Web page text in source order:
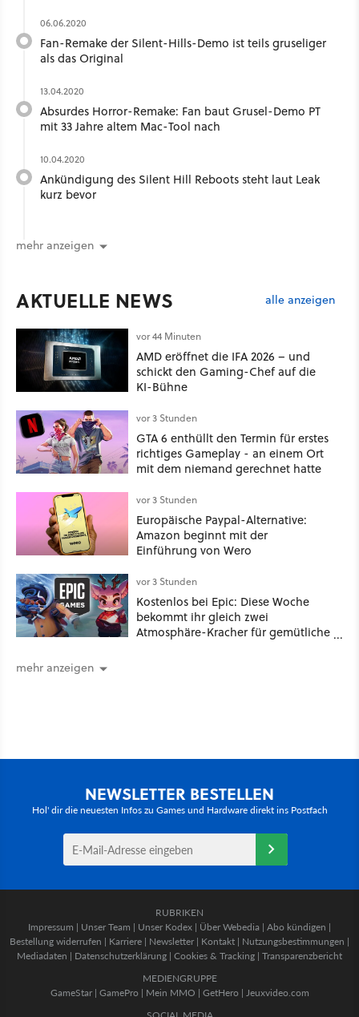
06.06.2020
Fan-Remake der Silent-Hills-Demo ist teils gruseliger
als das Original
13.04.2020
Absurdes Horror-Remake: Fan baut Grusel-Demo PT
mit 33 Jahre altem Mac-Tool nach
10.04.2020
Ankündigung des Silent Hill Reboots steht laut Leak
kurz bevor
mehr anzeigen
AKTUELLE NEWS alle anzeigen
vor 44 Minuten
AMD eröffnet die IFA 2026 – und
schickt den Gaming-Chef auf die
KI-Bühne
vor 3 Stunden
GTA 6 enthüllt den Termin für erstes
richtiges Gameplay - an einem Ort
mit dem niemand gerechnet hatte
vor 3 Stunden
Europäische Paypal-Alternative:
Amazon beginnt mit der
Einführung von Wero
vor 3 Stunden
Kostenlos bei Epic: Diese Woche
bekommt ihr gleich zwei
Atmosphäre-Kracher für gemütliche
mehr anzeigen
NEWSLETTER BESTELLEN
Hol' dir die neuesten Infos zu Games und Hardware direkt ins Postfach
RUBRIKEN
Impressum | Unser Team | Unser Kodex | Über Webedia | Abo kündigen |
Bestellung widerrufen | Karriere | Newsletter | Kontakt | Nutzungsbestimmungen |
Mediadaten | Datenschutzerklärung | Cookies & Tracking | Transparenzbericht
MEDIENGRUPPE
GameStar| GamePro | Mein MMO | GetHero | Jeuxvideo.com